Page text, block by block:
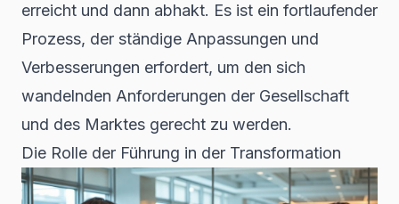
erreicht und dann abhakt. Es ist ein fortlaufender
Prozess, der ständige Anpassungen und
Verbesserungen erfordert, um den sich
wandelnden Anforderungen der Gesellschaft
und des Marktes gerecht zu werden.
Die Rolle der Führung in der Transformation